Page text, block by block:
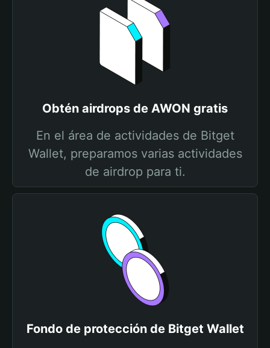
Obtén airdrops de AWON gratis
En el área de actividades de Bitget
Wallet, preparamos varias actividades
de airdrop para ti.
Fondo de protección de Bitget Wallet